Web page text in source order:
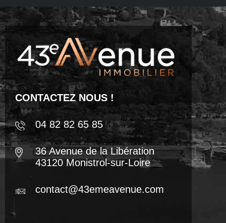
CONTACTEZ NOUS !
04 82 82 65 85
36 Avenue de la Libération
43120 Monistrol-sur-Loire
contact@43emeavenue.com